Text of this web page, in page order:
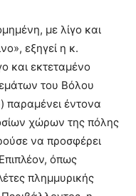
με λίγο και
εξηγεί η κ.
και εκτεταμένο
του Βόλου
παραμένει έντονα
χώρων της πόλης
να προσφέρει
όπως
πλημμυρικής